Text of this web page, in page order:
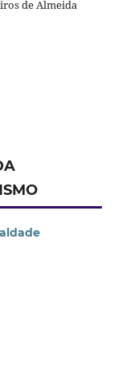
de Almeida